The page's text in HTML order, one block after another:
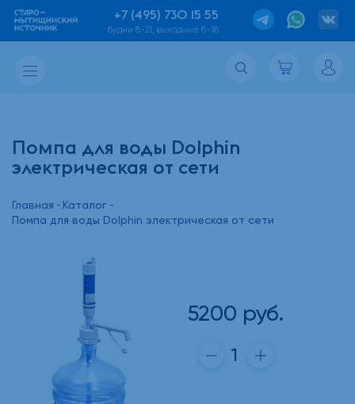
+7 (495) 730 15 55
будни 8-21, выходные 8-18
Помпа для воды Dolphin
электрическая от сети
Главная
Каталог
Помпа для воды Dolphin электрическая от сети
5200 руб.